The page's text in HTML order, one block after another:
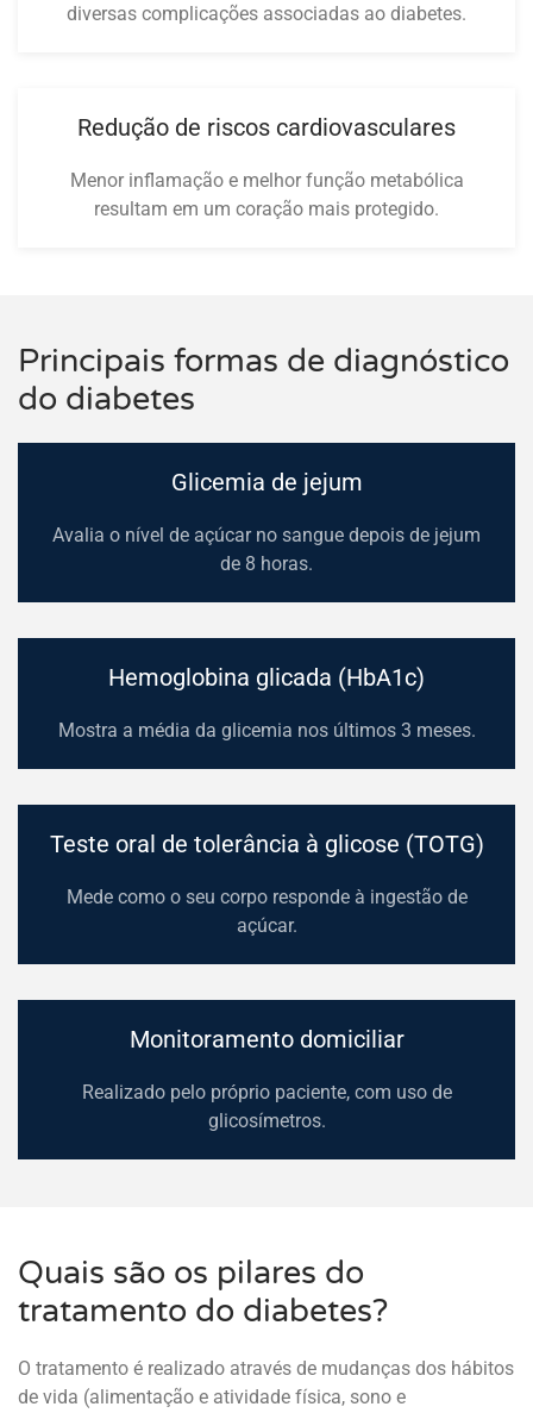
diversas complicações associadas ao diabetes.
Redução de riscos cardiovasculares
Menor inflamação e melhor função metabólica
resultam em um coração mais protegido.
Principais formas de diagnóstico
do diabetes
Glicemia de jejum
Avalia o nível de açúcar no sangue depois de jejum
de 8 horas.
Hemoglobina glicada (HbA1c)
Mostra a média da glicemia nos últimos 3 meses.
Teste oral de tolerância à glicose (TOTG)
Mede como o seu corpo responde à ingestão de
açúcar.
Monitoramento domiciliar
Realizado pelo próprio paciente, com uso de
glicosímetros.
Quais são os pilares do
tratamento do diabetes?
O tratamento é realizado através de mudanças dos hábitos
de vida (alimentação e atividade física, sono e